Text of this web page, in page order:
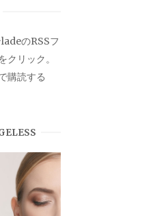
のRSSフ
クリック。
購読する